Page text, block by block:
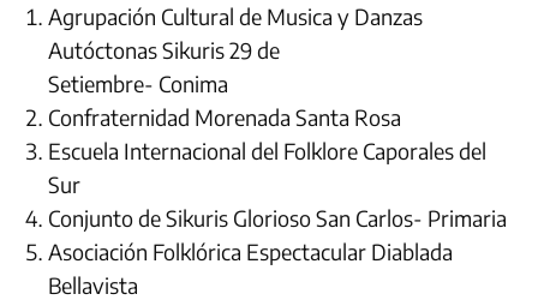
Agrupación Cultural de Musica y Danzas
Autóctonas Sikuris 29 de
Setiembre- Conima
Confraternidad Morenada Santa Rosa
Escuela Internacional del Folklore Caporales del
Sur
Conjunto de Sikuris Glorioso San Carlos- Primaria
Asociación Folklórica Espectacular Diablada
Bellavista